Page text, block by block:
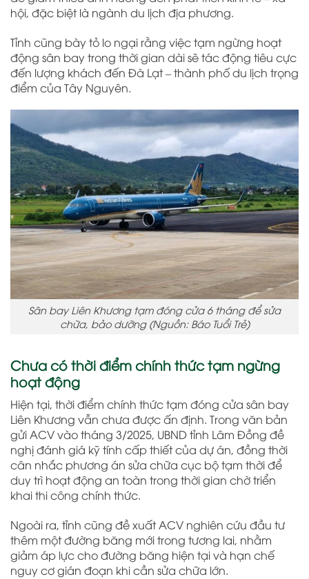
hội, đặc biệt là ngành du lịch địa phương.
Tỉnh cũng bày tỏ lo ngại rằng việc tạm ngừng hoạt
động sân bay trong thời gian dài sẽ tác động tiêu cực
đến lượng khách đến Đà Lạt – thành phố du lịch trọng
điểm của Tây Nguyên.
Sân bay Liên Khương tạm đóng cửa 6 tháng để sửa
chữa, bảo dưỡng (Nguồn: Báo Tuổi Trẻ)
Chưa có thời điểm chính thức tạm ngừng
hoạt động
Hiện tại, thời điểm chính thức tạm đóng cửa sân bay
Liên Khương vẫn chưa được ấn định. Trong văn bản
gửi ACV vào tháng 3/2025, UBND tỉnh Lâm Đồng đề
nghị đánh giá kỹ tính cấp thiết của dự án, đồng thời
cân nhắc phương án sửa chữa cục bộ tạm thời để
duy trì hoạt động an toàn trong thời gian chờ triển
khai thi công chính thức.
Ngoài ra, tỉnh cũng đề xuất ACV nghiên cứu đầu tư
thêm một đường băng mới trong tương lai, nhằm
giảm áp lực cho đường băng hiện tại và hạn chế
nguy cơ gián đoạn khi cần sửa chữa lớn.